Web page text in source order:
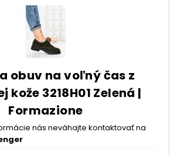
obuv na voľný čas z
kože 3218H01 Zelená |
Formazione
nás neváhajte kontaktovať na